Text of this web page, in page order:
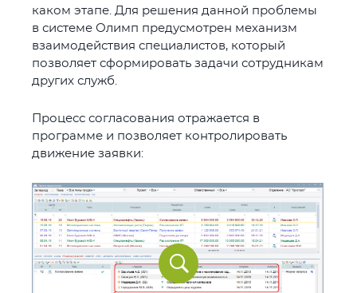
каком этапе. Для решения данной проблемы
в системе Олимп предусмотрен механизм
взаимодействия специалистов, который
позволяет сформировать задачи сотрудникам
других служб.
Процесс согласования отражается в
программе и позволяет контролировать
движение заявки: